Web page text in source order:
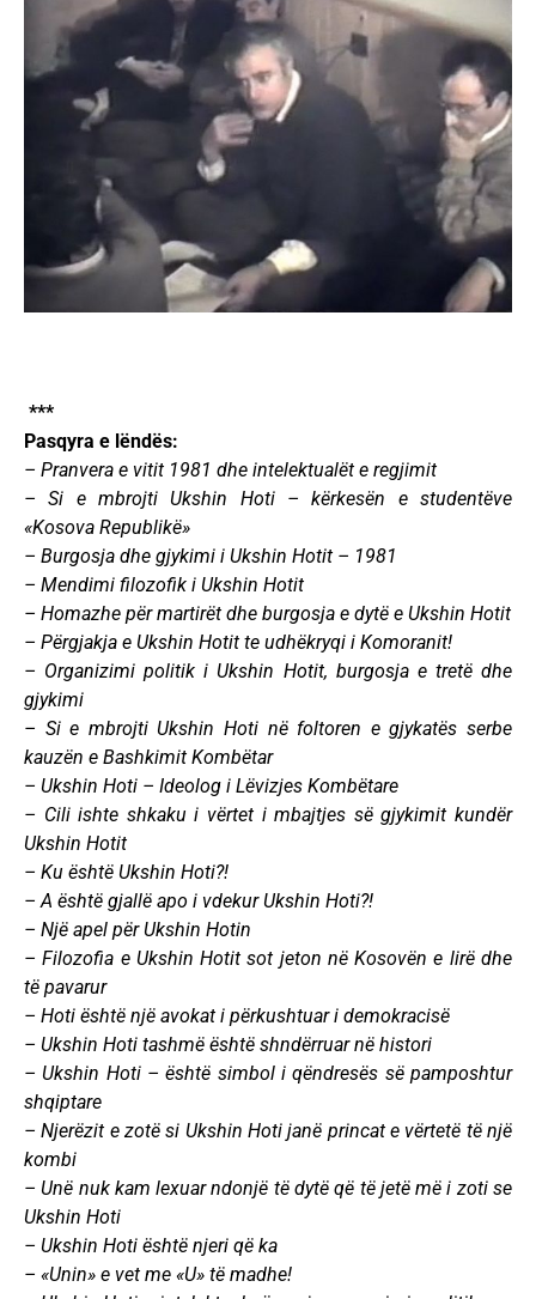
***
Pasqyra e lëndës:
– Pranvera e vitit 1981 dhe intelektualët e regjimit
– Si e mbrojti Ukshin Hoti – kërkesën e studentëve
«Kosova Republikë»
– Burgosja dhe gjykimi i Ukshin Hotit – 1981
– Mendimi filozofik i Ukshin Hotit
– Homazhe për martirët dhe burgosja e dytë e Ukshin Hotit
– Përgjakja e Ukshin Hotit te udhëkryqi i Komoranit!
– Organizimi politik i Ukshin Hotit, burgosja e tretë dhe
gjykimi
– Si e mbrojti Ukshin Hoti në foltoren e gjykatës serbe
kauzën e Bashkimit Kombëtar
– Ukshin Hoti – Ideolog i Lëvizjes Kombëtare
– Cili ishte shkaku i vërtet i mbajtjes së gjykimit kundër
Ukshin Hotit
– Ku është Ukshin Hoti?!
– A është gjallë apo i vdekur Ukshin Hoti?!
– Një apel për Ukshin Hotin
– Filozofia e Ukshin Hotit sot jeton në Kosovën e lirë dhe
të pavarur
– Hoti është një avokat i përkushtuar i demokracisë
– Ukshin Hoti tashmë është shndërruar në histori
– Ukshin Hoti – është simbol i qëndresës së pamposhtur
shqiptare
– Njerëzit e zotë si Ukshin Hoti janë princat e vërtetë të një
kombi
– Unë nuk kam lexuar ndonjë të dytë që të jetë më i zoti se
Ukshin Hoti
– Ukshin Hoti është njeri që ka
– «Unin» e vet me «U» të madhe!